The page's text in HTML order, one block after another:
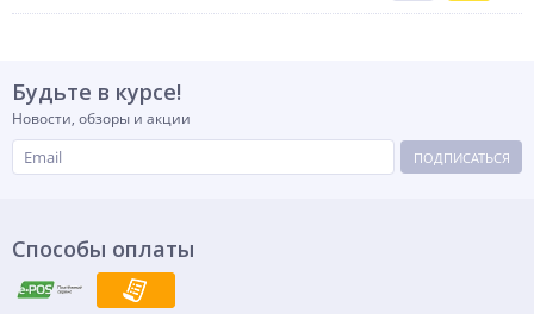
Будьте в курсе!
Новости, обзоры и акции
ПОДПИСАТЬСЯ
Способы оплаты